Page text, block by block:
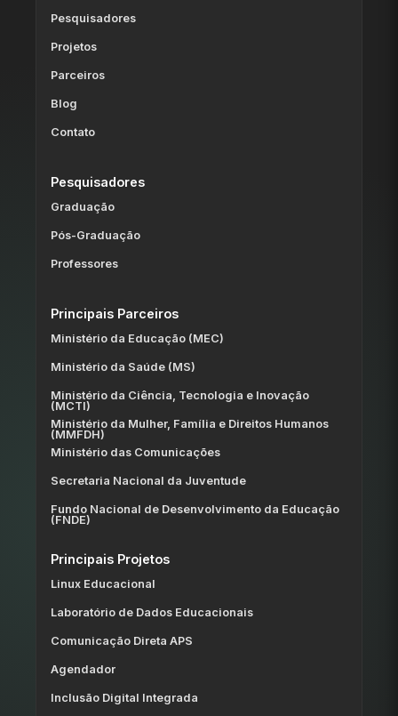
Pesquisadores
Projetos
Parceiros
Blog
Contato
Pesquisadores
Graduação
Pós-Graduação
Professores
Principais Parceiros
Ministério da Educação (MEC)
Ministério da Saúde (MS)
Ministério da Ciência, Tecnologia e Inovação
(MCTI)
Ministério da Mulher, Família e Direitos Humanos
(MMFDH)
Ministério das Comunicações
Secretaria Nacional da Juventude
Fundo Nacional de Desenvolvimento da Educação
(FNDE)
Principais Projetos
Linux Educacional
Laboratório de Dados Educacionais
Comunicação Direta APS
Agendador
Inclusão Digital Integrada